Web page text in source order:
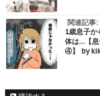
関連記事:
1歳息子か
体は…【息
④】 by